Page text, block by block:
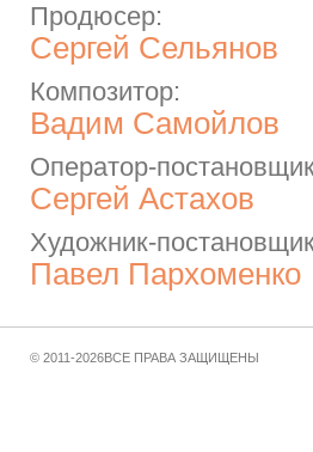
Продюсер:
Сергей Сельянов
Композитор:
Вадим Самойлов
Оператор-
Сергей Астахов
Художник-
Павел Пархоменко
© 2011-2026ВСЕ ПРАВА ЗАЩИЩЕНЫ